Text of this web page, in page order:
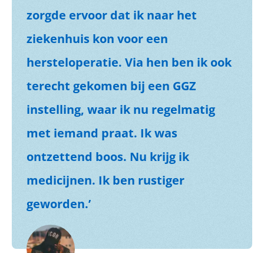
zorgde ervoor dat ik naar het
ziekenhuis kon voor een
hersteloperatie. Via hen ben ik ook
terecht gekomen bij een GGZ
instelling, waar ik nu regelmatig
met iemand praat. Ik was
ontzettend boos. Nu krijg ik
medicijnen. Ik ben rustiger
geworden.’